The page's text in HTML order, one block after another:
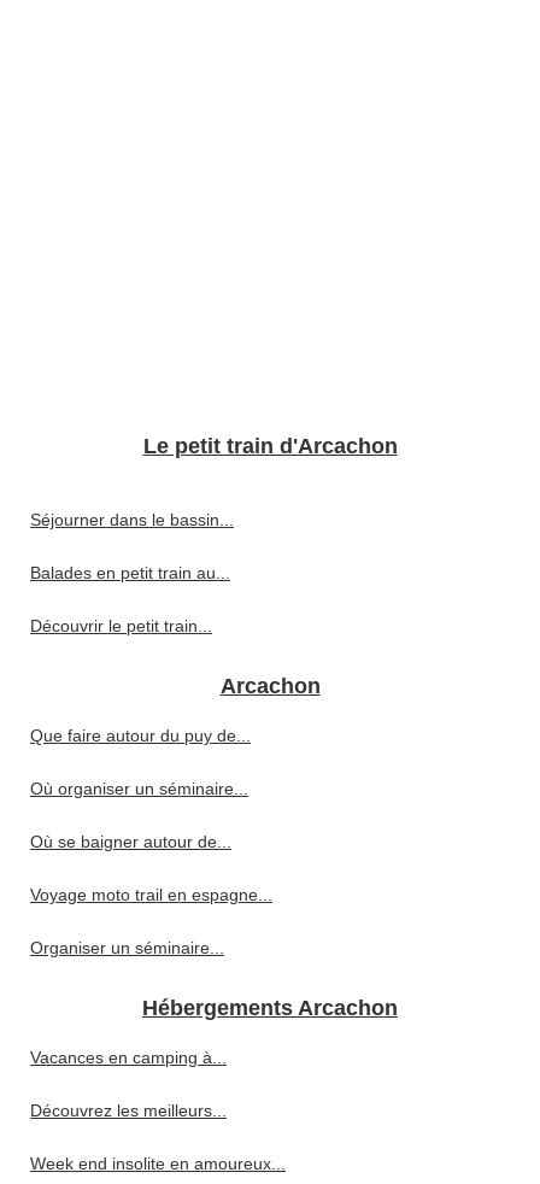
Le petit train d'Arcachon
Séjourner dans le bassin...
Balades en petit train au...
Découvrir le petit train...
Arcachon
Que faire autour du puy de...
Où organiser un séminaire...
Où se baigner autour de...
Voyage moto trail en espagne...
Organiser un séminaire...
Hébergements Arcachon
Vacances en camping à...
Découvrez les meilleurs...
Week end insolite en amoureux...